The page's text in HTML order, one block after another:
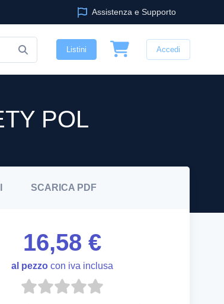
Assistenza e Supporto
Listini Accedi
POL
SCARICA PDF
16,58 €
al pezzocon iva inclusa